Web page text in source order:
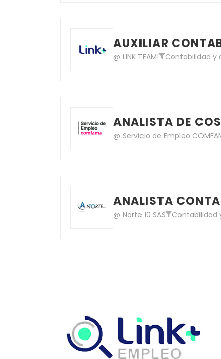
AUXILIAR
@ LINK TEAM! Contabilidad y
ANALISTA DE
@ Servicio de Empleo
ANALISTA
@ Norte 10 SAS Contabilidad